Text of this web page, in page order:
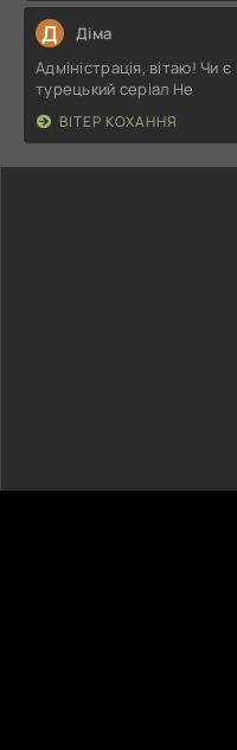
Д Діма
Адміністрація, вітаю! Чи
турецький серіал Не
ВІТЕР КОХАННЯ